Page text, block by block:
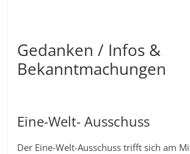
Gedanken / Infos &
Bekanntmachungen
Eine-Welt- Ausschuss
Der Eine-Welt-Ausschuss trifft sich am